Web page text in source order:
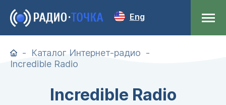
Eng
Каталог Интернет-радио
Incredible Radio
Incredible Radio